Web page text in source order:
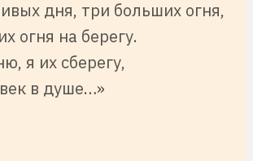
дня, три больших огня,
огня на берегу.
я их сберегу,
в душе…»